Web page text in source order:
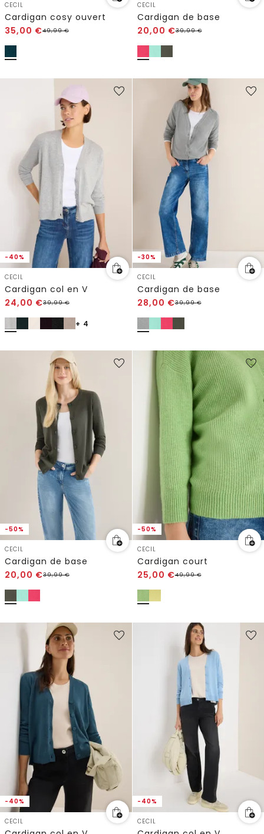
CECIL
Cardigan cosy ouvert
35,00 €49,99€
CECIL
Cardigan de base
20,00 €39,99€
-40%
CECIL
Cardigan col en V
24,00 €39,99€
+ 4
-30%
CECIL
Cardigan de base
28,00 €39,99€
-50%
CECIL
Cardigan de base
20,00 €39,99€
-50%
CECIL
Cardigan court
25,00 €49,99€
-40%
CECIL
-40%
CECIL